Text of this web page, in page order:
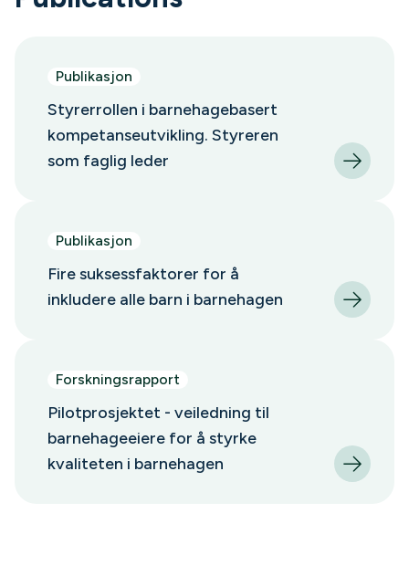
Publikasjon
Styrerrollen i barnehagebasert
kompetanseutvikling. Styreren
som faglig leder
Publikasjon
Fire suksessfaktorer for å
inkludere alle barn i barnehagen
Forskningsrapport
Pilotprosjektet - veiledning til
barnehageeiere for å styrke
kvaliteten i barnehagen